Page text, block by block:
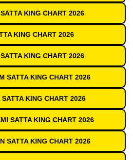
KING CHART 2026
KING CHART 2026
KING CHART 2026
SATTA KING CHART 2026
SATTA KING CHART 2026
SATTA KING CHART 2026
SATTA KING CHART 2026